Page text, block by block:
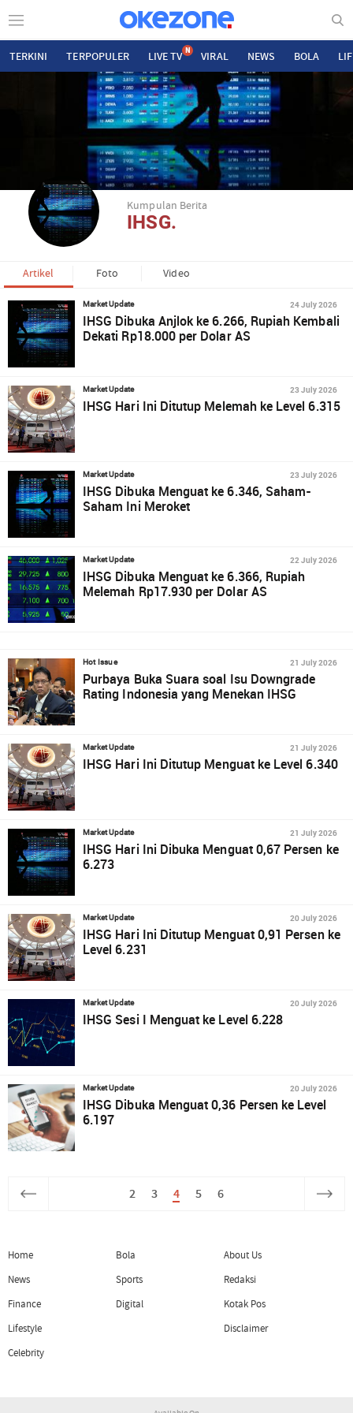
TERKINI TERPOPULER LIVE TV N VIRAL NEWS BOLA
Kumpulan Berita
IHSG.
Artikel Foto Video
Market Update 24 July 2026
IHSG Dibuka Anjlok ke 6.266, Rupiah Kembali
Dekati Rp18.000 per Dolar AS
Market Update 23 July 2026
IHSG Hari Ini Ditutup Melemah ke Level 6.315
Market Update 23 July 2026
IHSG Dibuka Menguat ke 6.346, Saham-
Saham Ini Meroket
Market Update 22 July 2026
IHSG Dibuka Menguat ke 6.366, Rupiah
Melemah Rp17.930 per Dolar AS
Hot Issue 21 July 2026
Purbaya Buka Suara soal Isu Downgrade
Rating Indonesia yang Menekan IHSG
Market Update 21 July 2026
IHSG Hari Ini Ditutup Menguat ke Level 6.340
Market Update 21 July 2026
IHSG Hari Ini Dibuka Menguat 0,67 Persen ke
6.273
Market Update 20 July 2026
IHSG Hari Ini Ditutup Menguat 0,91 Persen ke
Level 6.231
Market Update 20 July 2026
IHSG Sesi I Menguat ke Level 6.228
Market Update 20 July 2026
IHSG Dibuka Menguat 0,36 Persen ke Level
6.197
2 3 4 5 6
Home
News
Finance
Lifestyle
Celebrity
Bola
Sports
Digital
About Us
Redaksi
Kotak Pos
Disclaimer